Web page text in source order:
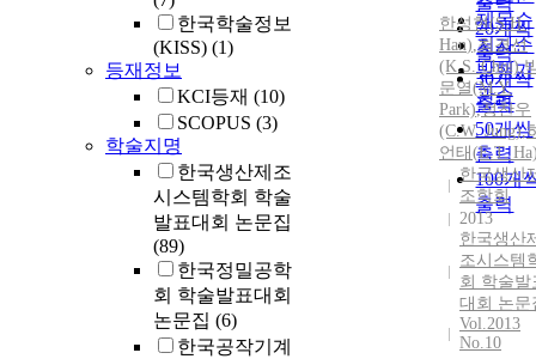
한국학술정보
(KISS) (1)
등재정보
KCI등재 (10)
SCOPUS (3)
학술지명
한국생산제조
시스템학회 학술
발표대회 논문집
(89)
한국정밀공학
회 학술발표대회
논문집 (6)
한국공작기계
제목순
저자순
발행기
관순
20개씩
출력
30개씩
출력
50개씩
출력
100개
출력
한성현(S.H.
Han),최경선
(K.S.Choi),
문열(M.Y.
Park),정찬우
(C.W. Jung),
언태(E.T.
한국생산
조학회
2013
한국생산
조시스템
회 학술발
대회 논문
Vol.2013
No.10